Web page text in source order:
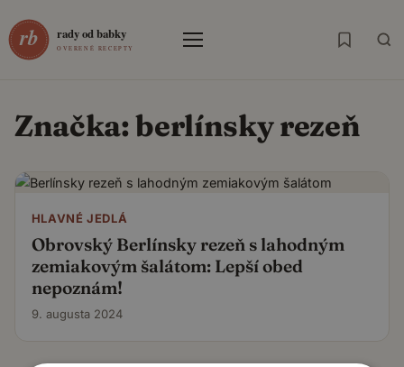
Menu
Značka:berlínsky rezeň
HLAVNÉ JEDLÁ
Obrovský Berlínsky rezeň s lahodným
zemiakovým šalátom: Lepší obed
nepoznám!
9. augusta 2024